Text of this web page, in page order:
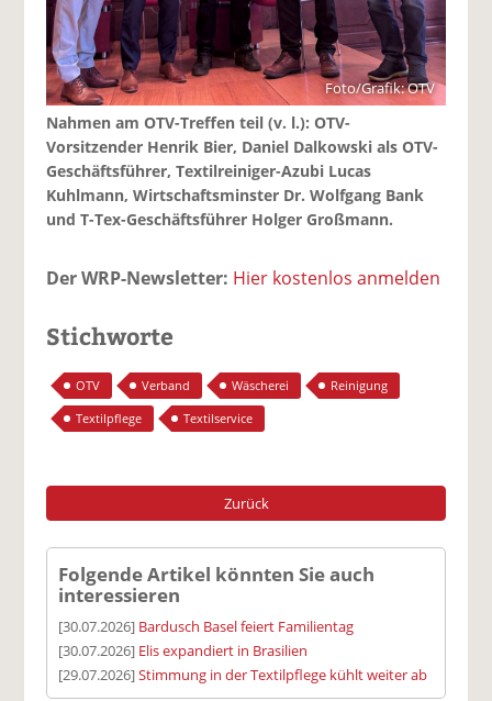
Foto/Grafik: OTV
Nahmen am OTV-Treffen teil (v. l.): OTV-
Vorsitzender Henrik Bier, Daniel Dalkowski als OTV-
Geschäftsführer, Textilreiniger-Azubi Lucas
Kuhlmann, Wirtschaftsminster Dr. Wolfgang Bank
und T-Tex-Geschäftsführer Holger Großmann.
Der WRP-Newsletter: Hier kostenlos anmelden
Stichworte
OTV Verband Wäscherei
Reinigung
Textilpflege
Textilservice
Zurück
Folgende Artikel könnten Sie auch
interessieren
[30.07.2026] Bardusch Basel feiert Familientag
[30.07.2026] Elis expandiert in Brasilien
[29.07.2026]Stimmung in der Textilpflege kühlt weiter ab